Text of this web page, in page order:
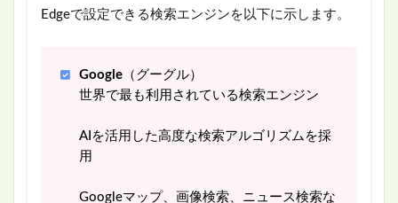
Edgeで設定できる検索エンジンを以下に示します。
Google （グーグル）
世界で最も利用されている検索エンジン
AIを活用した高度な検索アルゴリズムを採
用
Googleマップ、画像検索、ニュース検索な